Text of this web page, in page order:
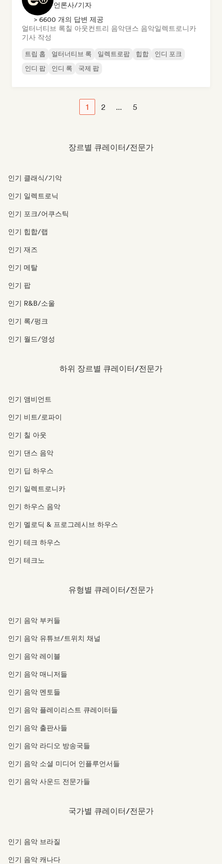
언론사/기자
> 6600 개의 답변 제공
얼터너티브 록칠 아웃컨트리 음악댄스 음악일렉트로니카
기사 작성
트립 홉 얼터너티브 록 일렉트로팝 힙합
인디 포크
인디 팝
인디 록 국제 팝
1 2 ... 5
장르별 큐레이터/전문가
인기 클래식/기악
인기 일렉트로닉
인기 포크/어쿠스틱
인기 힙합/랩
인기 재즈
인기 메탈
인기 팝
인기 R&B/소울
인기 록/펑크
인기 월드/영성
하위 장르별 큐레이터/전문가
인기 앰비언트
인기 비트/로파이
인기 칠 아웃
인기 댄스 음악
인기 딥 하우스
인기 일렉트로니카
인기 하우스 음악
인기 멜로딕 & 프로그레시브 하우스
인기 테크 하우스
인기 테크노
유형별 큐레이터/전문가
인기 음악 부커들
인기 음악 유튜브/트위치 채널
인기 음악 레이블
인기 음악 매니저들
인기 음악 멘토들
인기 음악 플레이리스트 큐레이터들
인기 음악 출판사들
인기 음악 라디오 방송국들
인기 음악 소셜 미디어 인플루언서들
인기 음악 사운드 전문가들
국가별 큐레이터/전문가
인기 음악 브라질
인기 음악 캐나다